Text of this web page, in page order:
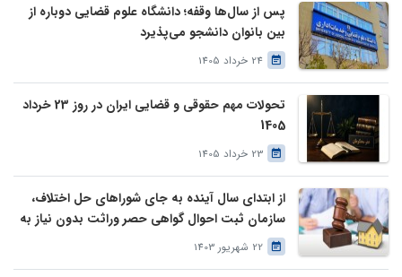
پس از سال‌ها وقفه؛ دانشگاه علوم قضایی دوباره از
بین بانوان دانشجو می‌پذیرد
24 خرداد 1405
تحولات مهم حقوقی و قضایی ایران در روز 23 خرداد
1405
23 خرداد 1405
از ابتدای سال آینده به جای شوراهای حل اختلاف،
سازمان ثبت احوال گواهی حصر وراثت بدون نیاز به
درخواست وراث صادر خواهد کرد
22 شهریور 1403